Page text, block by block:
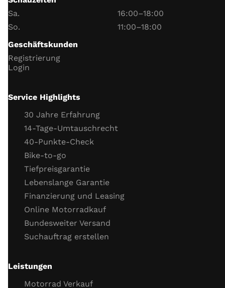
Weitere Infos zum Online-Kauf
Tageskilometerzähler­
Batterie und Ladespannung
Scheinwerfer
Blinker
Hupe
Funktion Seitenständerschalter
Motor
Gaszug
Kupplungszug
Kühlflüssigkeit (Stand, Frostschutz)
Kühlsystemverbindungen
Motor Dichtigkeit
Motor Kaltstartverhalten
Motorlauf
Gasannahme
Öl
Sa.
16:00–18:00
So.
11:00–18:00
Geschäftskunden
Registrierung
Login
Service Highlights
30 Jahre Erfahrung
14-Tage-Umtauschrecht
40-Punkte-Check
Bike-to-go
Tiefpreisgarantie
Lebenslange Garantie
Finanzierung und Leasing
Online Motorradkauf
Bundesweiter Versand
Suchauftrag erstellen
Leistungen
Motorrad Verkauf